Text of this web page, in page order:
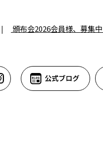
頒布会2026会員様、募集